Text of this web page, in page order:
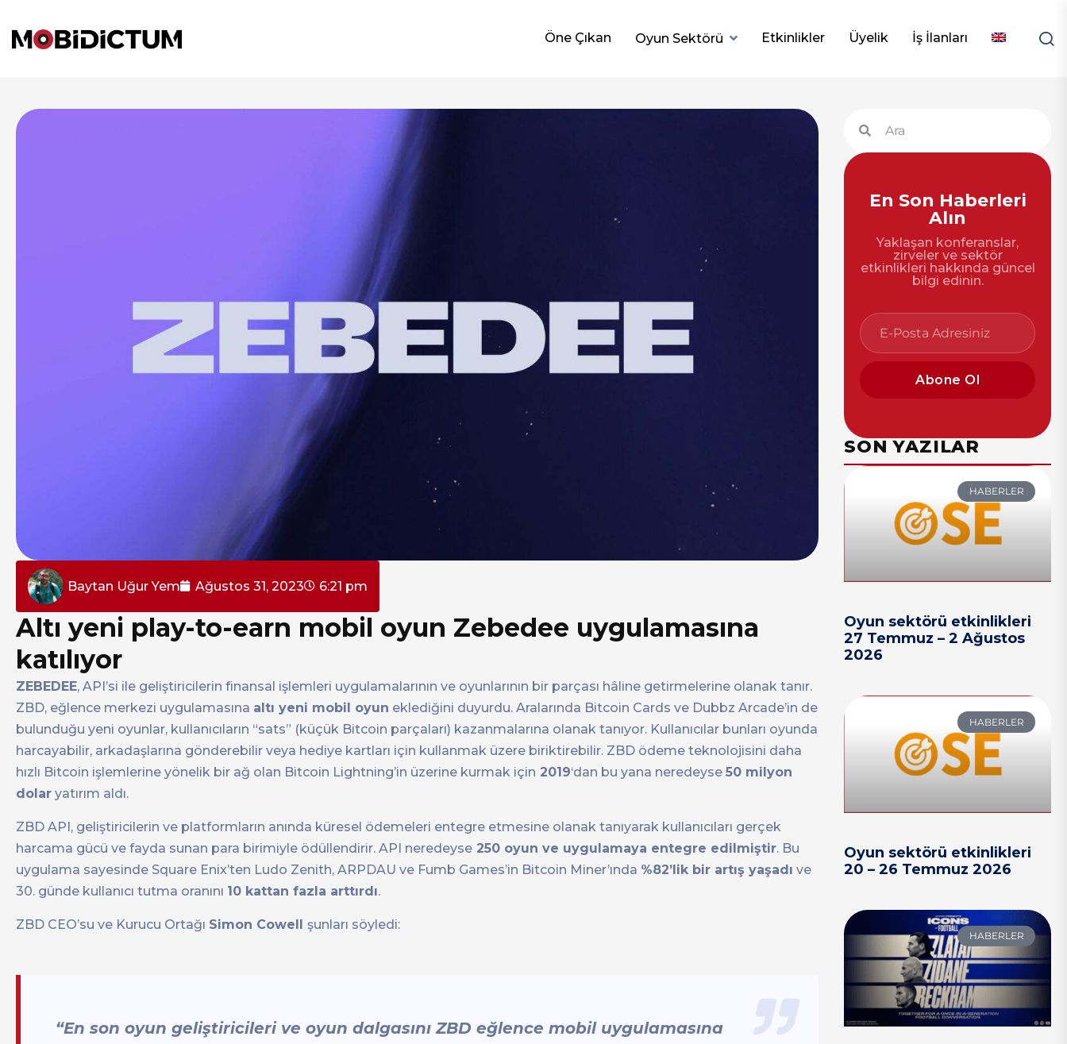
Öne Çıkan Oyun Sektörü Etkinlikler Üyelik İş İlanları
Baytan Uğur Yem Ağustos 31, 2023 6:21 pm
Altı yeni play-to-earn mobil oyun Zebedee uygulamasına
katılıyor
ZEBEDEE, API’si ile geliştiricilerin finansal işlemleri uygulamalarının ve oyunlarının bir parçası hâline getirmelerine olanak tanır.
ZBD, eğlence merkezi uygulamasına altı yeni mobil oyun eklediğini duyurdu. Aralarında Bitcoin Cards ve Dubbz Arcade’in de
bulunduğu yeni oyunlar, kullanıcıların “sats” (küçük Bitcoin parçaları) kazanmalarına olanak tanıyor. Kullanıcılar bunları oyunda
harcayabilir, arkadaşlarına gönderebilir veya hediye kartları için kullanmak üzere biriktirebilir. ZBD ödeme teknolojisini daha
hızlı Bitcoin işlemlerine yönelik bir ağ olan Bitcoin Lightning’in üzerine kurmak için 2019‘dan bu yana neredeyse 50 milyon
dolar yatırım aldı.
ZBD API, geliştiricilerin ve platformların anında küresel ödemeleri entegre etmesine olanak tanıyarak kullanıcıları gerçek
harcama gücü ve fayda sunan para birimiyle ödüllendirir. API neredeyse 250 oyun ve uygulamaya entegre edilmiştir. Bu
uygulama sayesinde Square Enix’ten Ludo Zenith, ARPDAU ve Fumb Games’in Bitcoin Miner’ında %82’lik bir artış yaşadı ve
30. günde kullanıcı tutma oranını 10 kattan fazla arttırdı.
ZBD CEO’su ve Kurucu Ortağı Simon Cowell şunları söyledi:
“En son oyun geliştiricileri ve oyun dalgasını ZBD eğlence mobil uygulamasına
En Son Haberleri
Alın
Yaklaşan konferanslar,
zirveler ve sektör
etkinlikleri hakkında güncel
bilgi edinin.
Abone Ol
SON YAZILAR
HABERLER
Oyun sektörü etkinlikleri
27 Temmuz – 2 Ağustos
2026
HABERLER
Oyun sektörü etkinlikleri
20 – 26 Temmuz 2026
HABERLER